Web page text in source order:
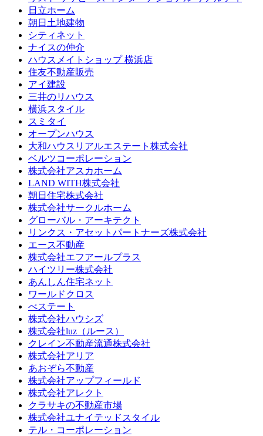
日立ホーム
朝日土地建物
シティネット
ナイスの仲介
ハウスメイトショップ 横浜店
住友不動産販売
アイ建設
三井のリハウス
横浜スタイル
スミタイ
オープンハウス
大和ハウスリアルエステート株式会社
ベルツコーポレーション
株式会社アスカホーム
LAND WITH株式会社
朝日住宅株式会社
株式会社サークルホーム
グローバル・アーキテクト
リンクス・アセットパートナーズ株式会社
エース不動産
株式会社エフアールプラス
ハイツリー株式会社
あんしん住宅ネット
ワールドクロス
べステート
株式会社ハウシズ
株式会社luz（ルース）
クレイン不動産流通株式会社
株式会社アリア
あおぞら不動産
株式会社アップフィールド
株式会社アレクト
クラサキの不動産市場
株式会社ユナイテッドスタイル
テル・コーポレーション